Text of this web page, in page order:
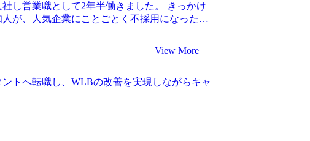
ですが、必要最小限、かつ的確な情報提供を
ではカバーできないような情報が欲しいとい
持ちが分かるコミュニケーション能力の高い
。 外から見ている分にはよくわからなかった
の違いを、選考中のフローやMyVisionさんの
めることができたことです。 特にないです。
戦略ファームで経験を積んで、1つ職位を上げる
し営業職として2年半働きました。 きっかけ
が、人気企業にことごとく不採用になったと
た。 コンサル転職を目指したのは、キャリア
。専門性やITスキルもないですし、営業職か
イメージはなかったので、初めはダメ元で話
。 しかし、営業職出身でも採用しているファ
に内定が見込める企業のリストを共有してくれ
人も含まれていて、自分のキャリアでも幅広
View More
トへ転職し、WLBの改善を実現しながらキャ